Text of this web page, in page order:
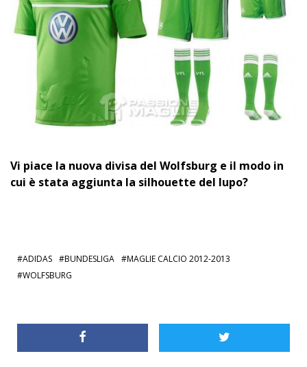
Vi piace la nuova divisa del Wolfsburg e il modo in
cui è stata aggiunta la silhouette del lupo?
ADIDAS BUNDESLIGA
MAGLIE CALCIO 2012-2013
WOLFSBURG